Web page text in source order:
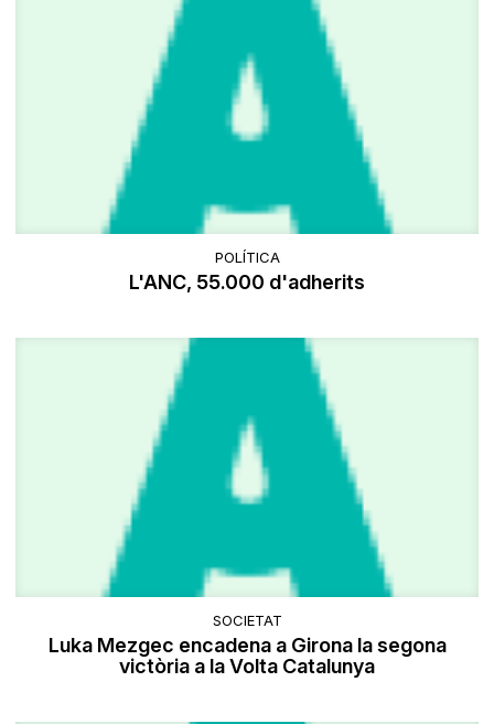
POLÍTICA
L'ANC, 55.000 d'adherits
SOCIETAT
Luka Mezgec encadena a Girona la segona
victòria a la Volta Catalunya